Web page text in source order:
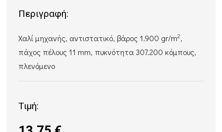
Περιγραφή:
Χαλί μηχανής, αντιστατικό, βάρος 1.900 gr/m2,
πάχος πέλους 11 mm, πυκνότητα 307.200 κόμπους,
πλενόμενο
Τιμή: